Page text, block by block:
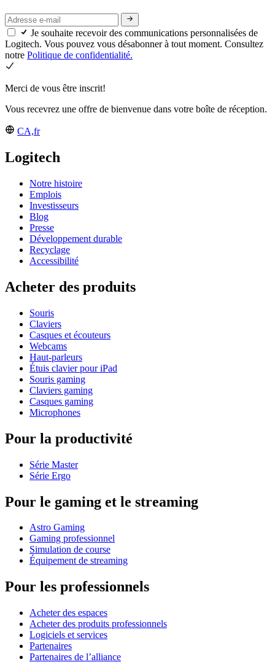
Je souhaite recevoir des communications personnalisées de
Logitech. Vous pouvez vous désabonner à tout moment. Consultez
notre Politique de confidentialité.
Merci de vous être inscrit!
Vous recevrez une offre de bienvenue dans votre boîte de réception.
CA,fr
Logitech
Notre histoire
Emplois
Investisseurs
Blog
Presse
Développement durable
Recyclage
Accessibilité
Acheter des produits
Souris
Claviers
Casques et écouteurs
Webcams
Haut-parleurs
Étuis clavier pour iPad
Souris gaming
Claviers gaming
Casques gaming
Microphones
Pour la productivité
Série Master
Série Ergo
Pour le gaming et le streaming
Astro Gaming
Gaming professionnel
Simulation de course
Équipement de streaming
Pour les professionnels
Acheter des espaces
Acheter des produits professionnels
Logiciels et services
Partenaires
Partenaires de l’alliance